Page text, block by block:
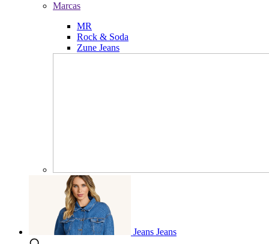
Marcas
MR
Rock & Soda
Zune Jeans
Jeans Jeans